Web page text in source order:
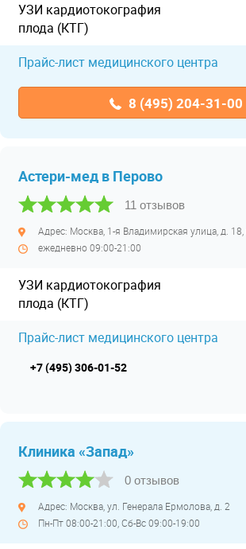
УЗИ кардиотокография
плода (КТГ)
Прайс-лист медицинского центра
8 (495) 204-31-00
Астери-мед в Перово
11 отзывов
Адрес: Москва, 1-я Владимирская улица, д. 18,
ежедневно 09:00-21:00
УЗИ кардиотокография
плода (КТГ)
Прайс-лист медицинского центра
+7 (495) 306-01-52
Клиника «Запад»
0 отзывов
Адрес: Москва, ул. Генерала Ермолова, д. 2
Пн-Пт 08:00-21:00, Сб-Вс 09:00-19:00